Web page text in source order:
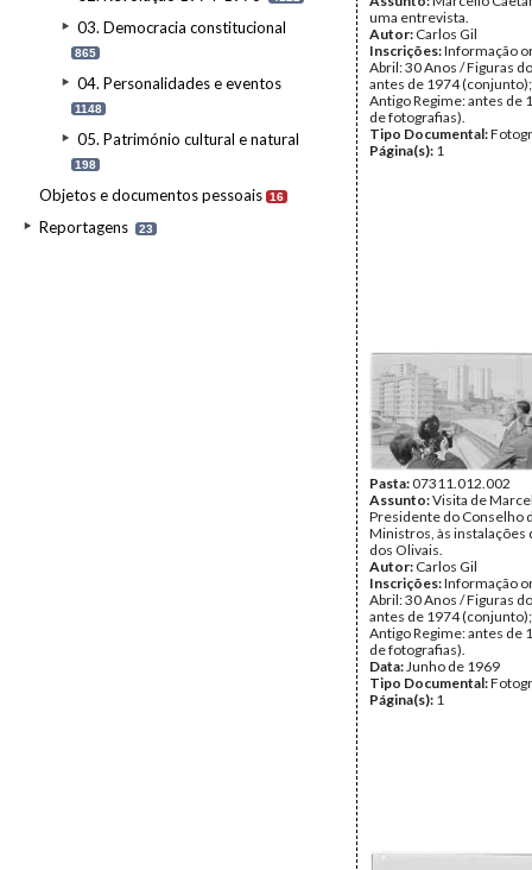
03. Democracia constitucional
865
04. Personalidades e eventos
1148
05. Património cultural e natural
198
Objetos e documentos pessoais 16
Reportagens 23
uma entrevista.
Autor: Carlos Gil
Inscrições:Informação
Abril: 30 Anos / Figuras
antes de 1974
Antigo Regime: antes de
de fotografias).
Tipo Documental:
Página(s): 1
Pasta:07311.012.002
Assunto:Visita de
Presidente do Conselho
Ministros, às instalações
dos Olivais.
Autor: Carlos Gil
Inscrições:Informação
Abril: 30 Anos / Figuras
antes de 1974
Antigo Regime: antes de
de fotografias).
Data:Junho de 1969
Tipo Documental:
Página(s): 1